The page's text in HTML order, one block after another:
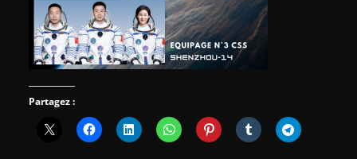
Partagez :